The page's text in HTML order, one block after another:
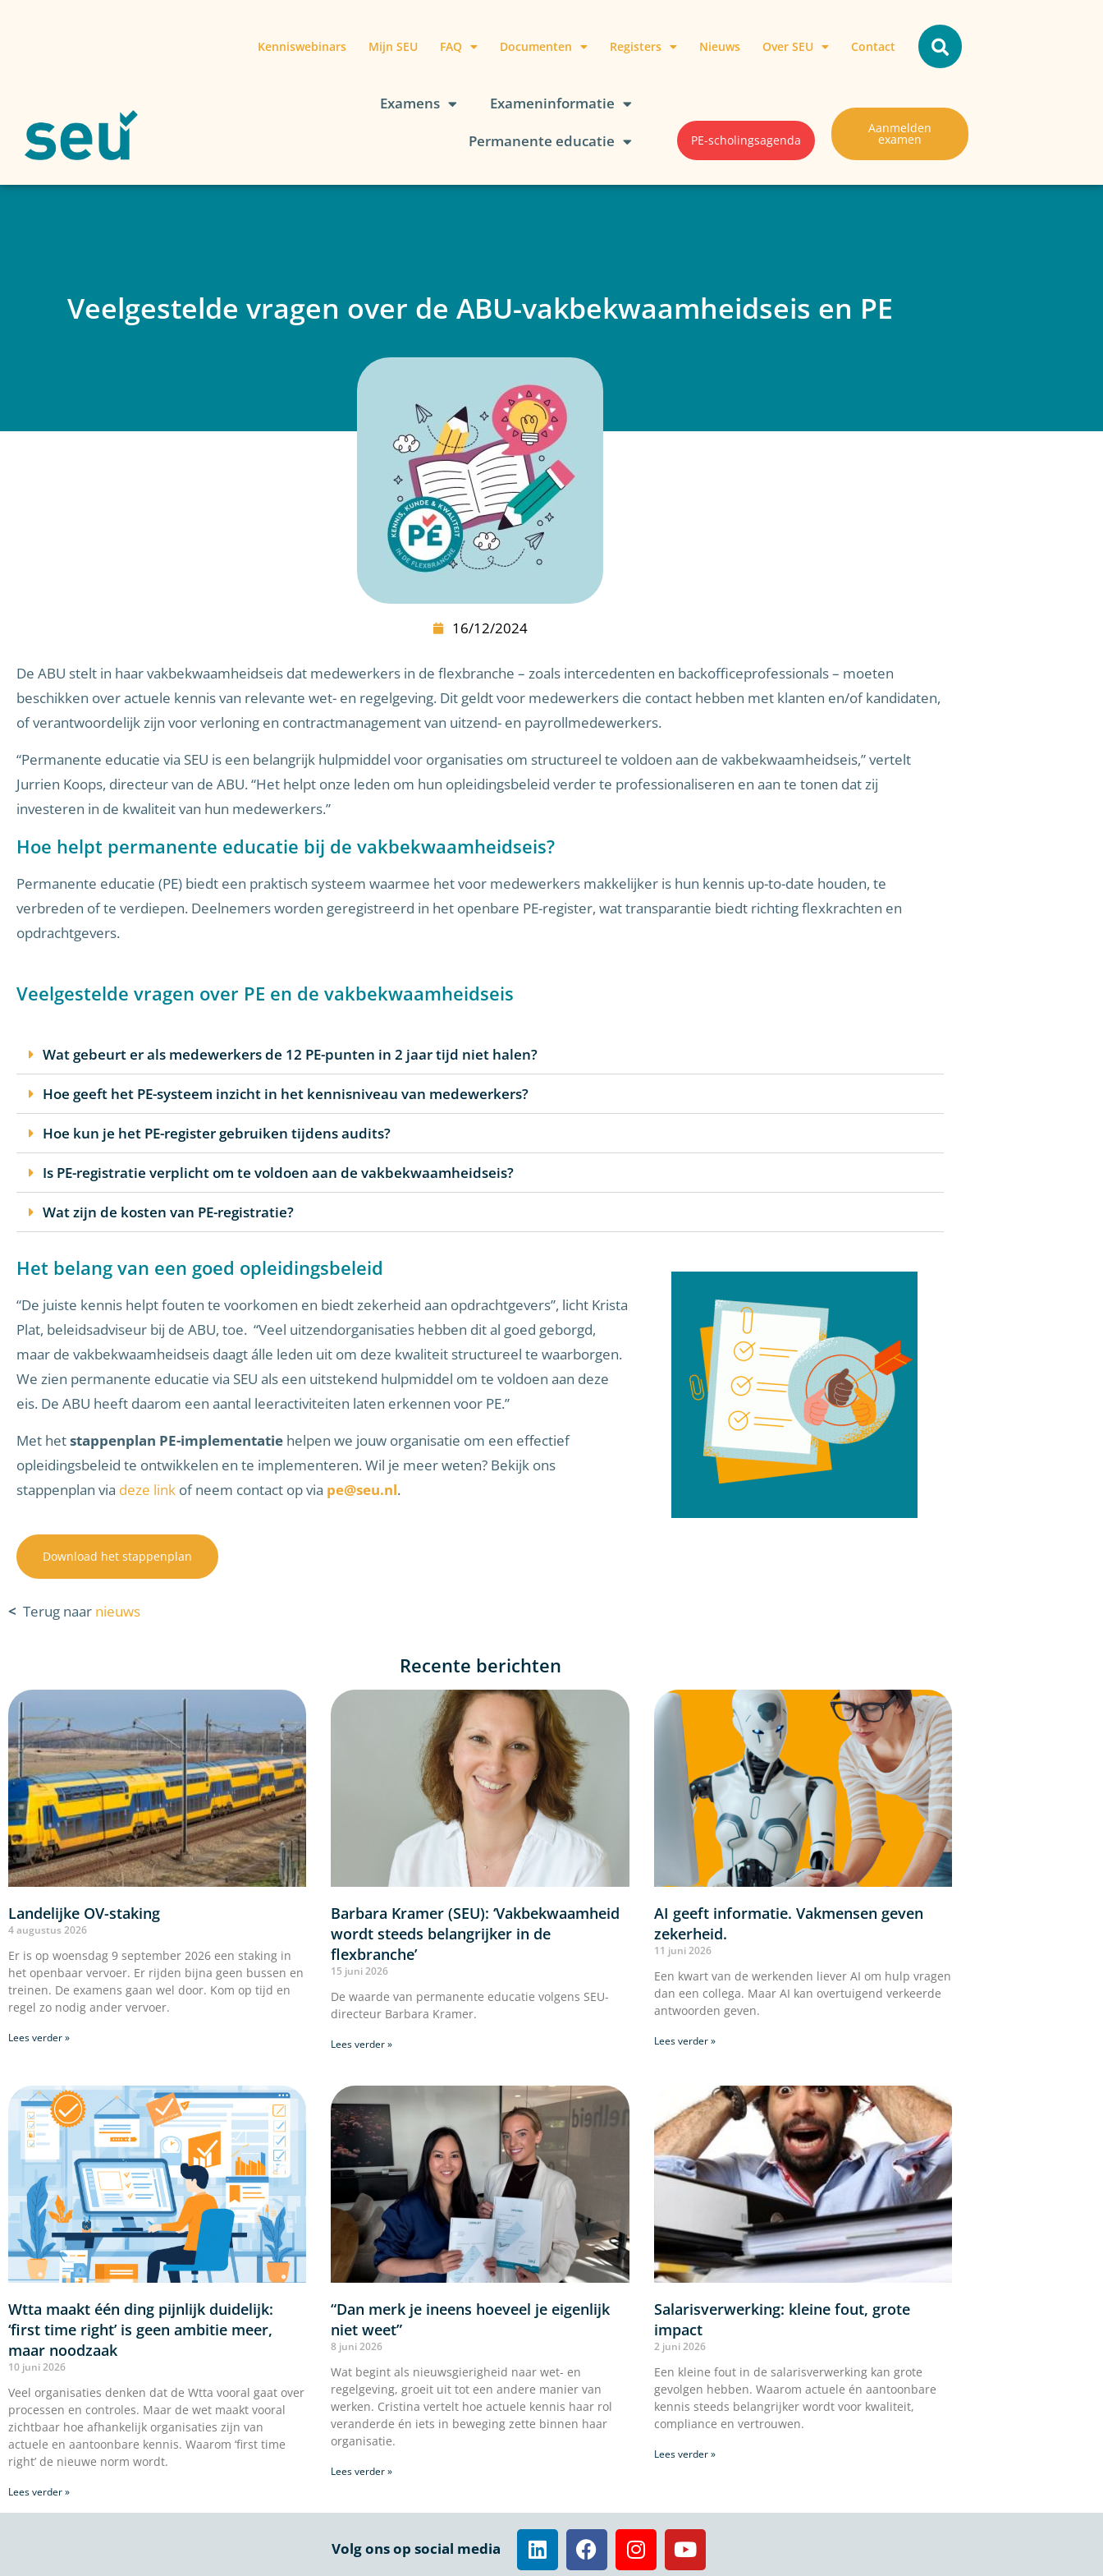
Kenniswebinars Mijn SEU FAQ Documenten Registers Nieuws Over SEU Contact
Examens
Exameninformatie
Permanente educatie
PE-scholingsagenda
Aanmelden
examen
Veelgestelde vragen over de ABU-vakbekwaamheidseis en PE
16/12/2024
De ABU stelt in haar vakbekwaamheidseis dat medewerkers in de flexbranche – zoals intercedenten en backofficeprofessionals – moeten
beschikken over actuele kennis van relevante wet- en regelgeving. Dit geldt voor medewerkers die contact hebben met klanten en/of kandidaten,
of verantwoordelijk zijn voor verloning en contractmanagement van uitzend- en payrollmedewerkers.
“Permanente educatie via SEU is een belangrijk hulpmiddel voor organisaties om structureel te voldoen aan de vakbekwaamheidseis,” vertelt
Jurrien Koops, directeur van de ABU. “Het helpt onze leden om hun opleidingsbeleid verder te professionaliseren en aan te tonen dat zij
investeren in de kwaliteit van hun medewerkers.”
Hoe helpt permanente educatie bij de vakbekwaamheidseis?
Permanente educatie (PE) biedt een praktisch systeem waarmee het voor medewerkers makkelijker is hun kennis up-to-date houden, te
verbreden of te verdiepen. Deelnemers worden geregistreerd in het openbare PE-register, wat transparantie biedt richting flexkrachten en
opdrachtgevers.
Veelgestelde vragen over PE en de vakbekwaamheidseis
Wat gebeurt er als medewerkers de 12 PE-punten in 2 jaar tijd niet halen?
Hoe geeft het PE-systeem inzicht in het kennisniveau van medewerkers?
Hoe kun je het PE-register gebruiken tijdens audits?
Is PE-registratie verplicht om te voldoen aan de vakbekwaamheidseis?
Wat zijn de kosten van PE-registratie?
Het belang van een goed opleidingsbeleid
“De juiste kennis helpt fouten te voorkomen en biedt zekerheid aan opdrachtgevers”, licht Krista
Plat, beleidsadviseur bij de ABU, toe. “Veel uitzendorganisaties hebben dit al goed geborgd,
maar de vakbekwaamheidseis daagt álle leden uit om deze kwaliteit structureel te waarborgen.
We zien permanente educatie via SEU als een uitstekend hulpmiddel om te voldoen aan deze
eis. De ABU heeft daarom een aantal leeractiviteiten laten erkennen voor PE.”
Met hetstappenplan PE-implementatie helpen we jouw organisatie om een effectief
opleidingsbeleid te ontwikkelen en te implementeren. Wil je meer weten? Bekijk ons
stappenplan via deze link of neem contact op via pe@seu.nl.
Download het stappenplan
< Terug naar nieuws
Recente berichten
Landelijke OV-staking
4 augustus 2026
Er is op woensdag 9 september 2026 een staking in
het openbaar vervoer. Er rijden bijna geen bussen en
treinen. De examens gaan wel door. Kom op tijd en
regel zo nodig ander vervoer.
Lees verder »
Barbara Kramer (SEU): ‘Vakbekwaamheid
wordt steeds belangrijker in de
flexbranche’
15 juni 2026
De waarde van permanente educatie volgens SEU-
directeur Barbara Kramer.
Lees verder »
AI geeft informatie. Vakmensen geven
zekerheid.
11 juni 2026
Een kwart van de werkenden liever AI om hulp vragen
dan een collega. Maar AI kan overtuigend verkeerde
antwoorden geven.
Lees verder »
Wtta maakt één ding pijnlijk duidelijk:
‘first time right’ is geen ambitie meer,
maar noodzaak
10 juni 2026
Veel organisaties denken dat de Wtta vooral gaat over
processen en controles. Maar de wet maakt vooral
zichtbaar hoe afhankelijk organisaties zijn van
actuele en aantoonbare kennis. Waarom ‘first time
right’ de nieuwe norm wordt.
Lees verder »
“Dan merk je ineens hoeveel je eigenlijk
niet weet”
8 juni 2026
Wat begint als nieuwsgierigheid naar wet- en
regelgeving, groeit uit tot een andere manier van
werken. Cristina vertelt hoe actuele kennis haar rol
veranderde én iets in beweging zette binnen haar
organisatie.
Lees verder »
Salarisverwerking: kleine fout, grote
impact
2 juni 2026
Een kleine fout in de salarisverwerking kan grote
gevolgen hebben. Waarom actuele én aantoonbare
kennis steeds belangrijker wordt voor kwaliteit,
compliance en vertrouwen.
Lees verder »
Volg ons op social media